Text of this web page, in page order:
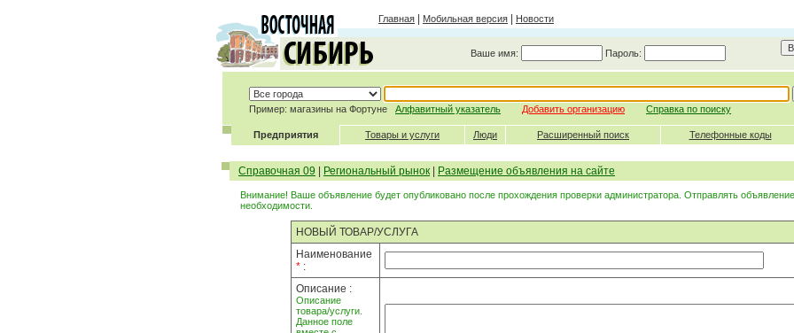
Главная Мобильная версия Новости
Ваше имя: Пароль:
Пример: магазины на Фортуне Алфавитный указатель Добавить организацию Справка по поиску
Предприятия Товары и услуги Люди Расширенный поиск Телефонные коды
Справочная 09 Региональный рынок Размещение объявления на сайте
Внимание! Ваше объявление будет опубликовано после прохождения проверки администратора. Отправлять
необходимости.
НОВЫЙ ТОВАР/УСЛУГА
Наименование
* :
Описание :
Описание
товара/услуги.
Данное поле